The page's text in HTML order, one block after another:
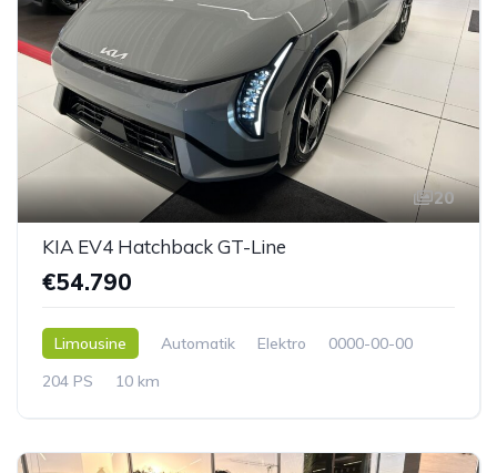
20
KIA EV4 Hatchback GT-Line
€54.790
Limousine Automatik Elektro
0000-00-00
204 PS
10 km